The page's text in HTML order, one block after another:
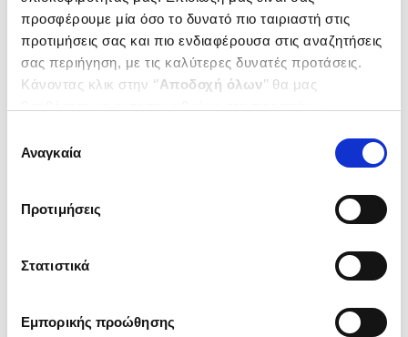
προσφέρουμε μία όσο το δυνατό πιο ταιριαστή στις
προτιμήσεις σας και πιο ενδιαφέρουσα στις αναζητήσεις
σας περιήγηση, με τις καλύτερες δυνατές προτάσεις.
Κάνοντας κλικ στην ‘’Αποδοχή όλων’’ θα μας
ενδιαφέρουν και να επιλέξετε από τα παρακάτω με την
΄΄και να ενημερωθείτε σχετικά με
συγκατάθεσης
Αναγκαία
Προτιμήσεις
Στατιστικά
Εμπορικής προώθησης
(0
(P/B) One Christmas Morning
Κωδ. Πολιτείας: